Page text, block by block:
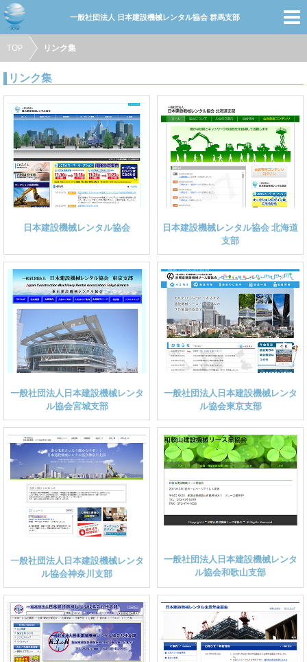
一般社団法人 日本建設機械レンタル協会 群馬支部
会員・賛助会員
会社紹介
行事予定
入会案内
協会概要
お問合せ
試験・講習情報
リンク集
TOP リンク集
リンク集
日本建設機械レンタル協会
日本建設機械レンタル協会 北海道
支部
一般社団法人日本建設機械レンタ
ル協会宮城支部
一般社団法人日本建設機械レンタ
ル協会東京支部
一般社団法人日本建設機械レンタ
ル協会神奈川支部
一般社団法人日本建設機械レンタ
ル協会和歌山支部